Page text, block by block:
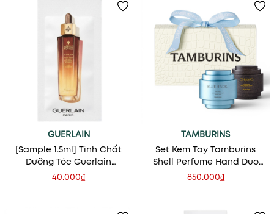
GUERLAIN
[Sample 1.5ml] Tinh Chất
Dưỡng Tóc Guerlain
Abeille Royale Scalp &
40.000₫
TAMBURINS
Set Kem Tay Tamburins
Shell Perfume Hand Duo
Set (Blue Hinoki & Chamo)
850.000₫